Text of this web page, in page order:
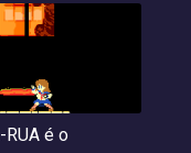
RUA é o